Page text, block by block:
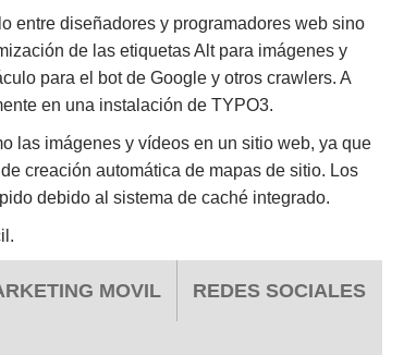
entre diseñadores y programadores web sino
de las etiquetas Alt para imágenes y
para el bot de Google y otros crawlers. A
en una instalación de TYPO3.
las imágenes y vídeos en un sitio web, ya que
creación automática de mapas de sitio. Los
debido al sistema de caché integrado.
MOVIL REDES SOCIALES